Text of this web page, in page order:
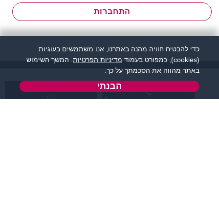
התחברות
שירות לקוחות:
כדי להבטיח חוויה מהנה באתרנו, אנו משתמשים בעוגיות
(cookies), כמפורט בעמוד
מדיניות הפרטיות . המשך השימוש
באתר מהווה את הסכמתך על כך.
הבנתי